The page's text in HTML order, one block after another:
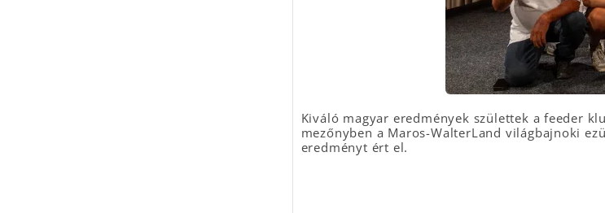
Kiváló magyar eredmények születtek a feeder
mezőnyben a Maros-WalterLand világbajnoki
eredményt ért el.